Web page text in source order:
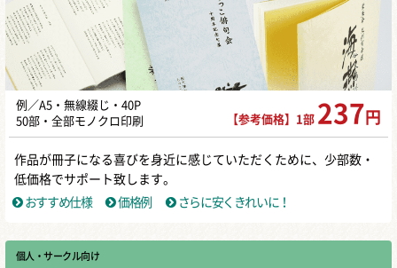
例／A5・無線綴じ・40P
50部・全部モノクロ印刷
【参考価格】1部 237 円
作品が冊子になる喜びを身近に感じていただくために、少部数・
低価格でサポート致します。
おすすめ仕様
価格例 さらに安くきれいに！
個人・サークル向け